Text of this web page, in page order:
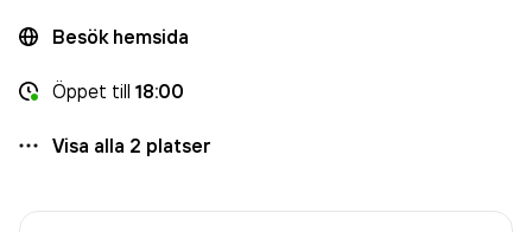
Besök hemsida
Öppet till 18:00
Visa alla 2 platser